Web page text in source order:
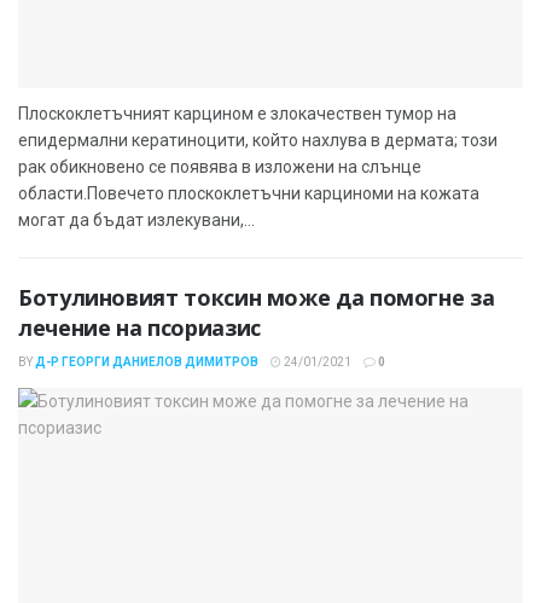
Плоскоклетъчният карцином е злокачествен тумор на
епидермални кератиноцити, който нахлува в дермата; този
рак обикновено се появява в изложени на слънце
области.Повечето плоскоклетъчни карциноми на кожата
могат да бъдат излекувани,...
Ботулиновият токсин може да помогне за
лечение на псориазис
BY Д-Р ГЕОРГИ ДАНИЕЛОВ ДИМИТРОВ 24/01/2021 0